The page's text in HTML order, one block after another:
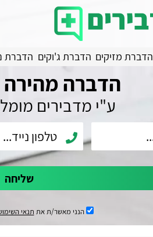
הדברת מזיקים הדברת ג'וקים הדברת
הדברה מהירה
ע"י מדבירים
שליחה
הנני מאשר/ת את תנאי